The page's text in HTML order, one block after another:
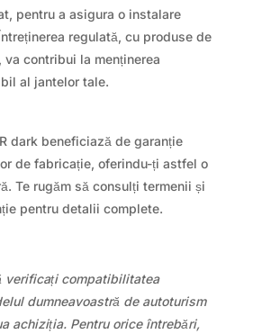
pentru a asigura o instalare
regulată, cu produse de
va contribui la menținerea
al jantelor tale.
dark beneficiază de garanție
de fabricație, oferindu-ți astfel o
Te rugăm să consulți termenii și
pentru detalii complete.
verificați compatibilitatea
dumneavoastră de autoturism
achiziția. Pentru orice întrebări,